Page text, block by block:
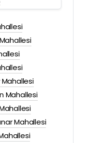
Mahallesi
Mahallesi